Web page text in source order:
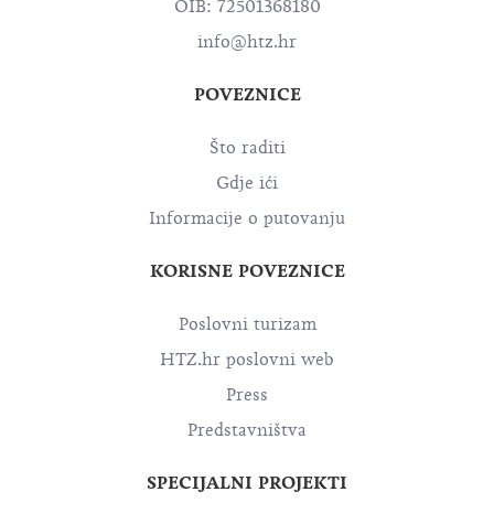
OIB: 72501368180
info@htz.hr
POVEZNICE
Što raditi
Gdje ići
Informacije o putovanju
KORISNE POVEZNICE
Poslovni turizam
HTZ.hr poslovni web
Press
Predstavništva
SPECIJALNI PROJEKTI